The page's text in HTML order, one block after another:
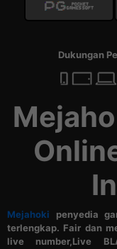
Dukungan
Mejahoki penyedia
terlengkap. Fair dan
live number,Live